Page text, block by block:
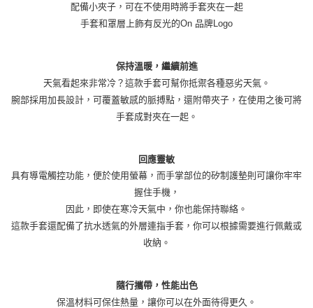
配備小夾子，可在不使用時將手套夾在一起
手套和罩層上飾有反光的On 品牌Logo
保持溫暖，繼續前進
天氣看起來非常冷？這款手套可幫你抵禦各種惡劣天氣。
腕部採用加長設計，可覆蓋敏感的脈搏點，還附帶夾子，在使用之後可將
手套成對夾在一起。
回應靈敏
具有導電觸控功能，便於使用螢幕，而手掌部位的矽制護墊則可讓你牢牢
握住手機，
因此，即使在寒冷天氣中，你也能保持聯絡。
這款手套還配備了抗水透氣的外層連指手套，你可以根據需要進行佩戴或
收納。
隨行攜帶，性能出色
保溫材料可保住熱量，讓你可以在外面待得更久。